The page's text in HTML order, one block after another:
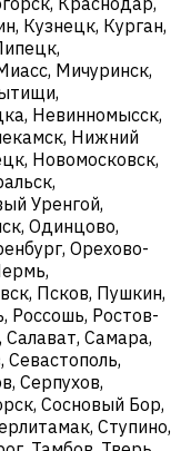
Кузнецк, Курган,
Мичуринск,
Невинномысск,
Нижний
Новомосковск,
Уренгой,
Одинцово,
Орехово-
Псков, Пушкин,
Россошь, Ростов-
Салават, Самара,
Серпухов,
Сосновый Бор,
Ступино,